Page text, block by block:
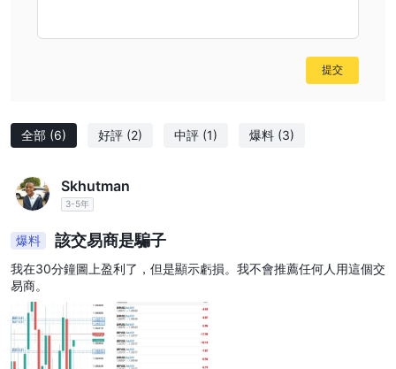
全部 (6) 好評 (2) 中評 (1) 爆料 (3)
Skhutman
3-5年
爆料 該交易商是騙子
我在30分鐘圖上盈利了，但是顯示虧損。我不會推薦任何人用這個交
易商。
提交